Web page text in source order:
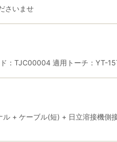
さいませ
：TJC00004 適用トーチ：YT-
+ ケーブル(短) + 日立溶接機